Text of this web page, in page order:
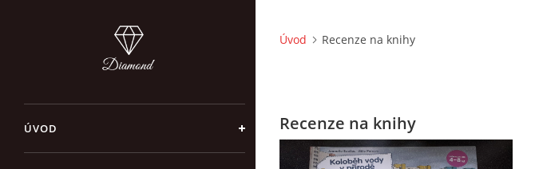
ÚVOD
Úvod Recenze na knihy
Recenze na knihy